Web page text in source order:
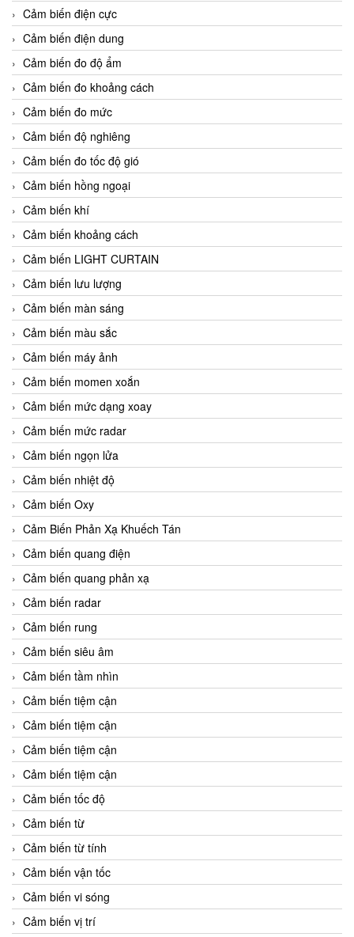
Cảm biến điện cực
Cảm biến điện dung
Cảm biến đo độ ẩm
Cảm biến đo khoảng cách
Cảm biến đo mức
Cảm biến độ nghiêng
Cảm biến đo tốc độ gió
Cảm biến hồng ngoại
Cảm biến khí
Cảm biến khoảng cách
Cảm biến LIGHT CURTAIN
Cảm biến lưu lượng
Cảm biến màn sáng
Cảm biến màu sắc
Cảm biến máy ảnh
Cảm biến momen xoắn
Cảm biến mức dạng xoay
Cảm biến mức radar
Cảm biến ngọn lửa
Cảm biến nhiệt độ
Cảm biến Oxy
Cảm Biến Phản Xạ Khuếch Tán
Cảm biến quang điện
Cảm biến quang phản xạ
Cảm biến radar
Cảm biến rung
Cảm biến siêu âm
Cảm biến tầm nhìn
Cảm biến tiệm cận
Cảm biến tiệm cận
Cảm biến tiệm cận
Cảm biến tiệm cận
Cảm biến tốc độ
Cảm biến từ
Cảm biến từ tính
Cảm biến vận tốc
Cảm biến vi sóng
Cảm biến vị trí